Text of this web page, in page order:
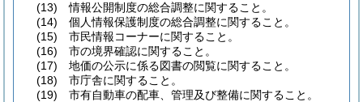
(13)
情報公開制度の総合調整に関すること。
(14)
個人情報保護制度の総合調整に関すること。
(15)
市民情報コーナーに関すること。
(16)
市の境界確認に関すること。
(17)
地価の公示に係る図書の閲覧に関すること。
(18)
市庁舎に関すること。
(19)
市有自動車の配車、管理及び整備に関すること。